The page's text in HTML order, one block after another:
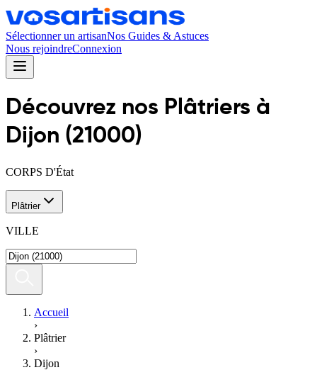
Sélectionner un artisanNos Guides & Astuces
Nous rejoindreConnexion
Découvrez nos Plâtriers à
Dijon (21000)
CORPS D'État
Plâtrier
VILLE
Accueil
›
Plâtrier
›
Dijon